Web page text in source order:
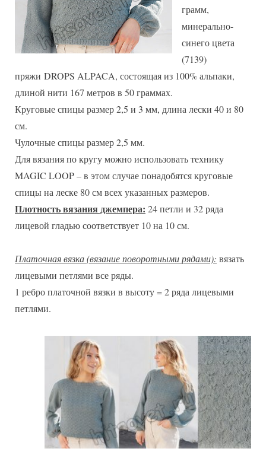
грамм,
минерально-
синего цвета
(7139)
пряжи DROPS ALPACA, состоящая из 100% альпаки,
длиной нити 167 метров в 50 граммах.
Круговые спицы размер 2,5 и 3 мм, длина лески 40 и 80
см.
Чулочные спицы размер 2,5 мм.
Для вязания по кругу можно использовать технику
MAGIC LOOP – в этом случае понадобятся круговые
спицы на леске 80 см всех указанных размеров.
Плотность вязания джемпера: 24 петли и 32 ряда
лицевой гладью соответствует 10 на 10 см.
Платочная вязка (вязание поворотными рядами): вязать
лицевыми петлями все ряды.
1 ребро платочной вязки в высоту = 2 ряда лицевыми
петлями.